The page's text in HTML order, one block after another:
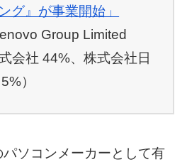
グ』が事業開始」
Group Limited
会社 44%、株式会社日
）
ソコンメーカーとして有